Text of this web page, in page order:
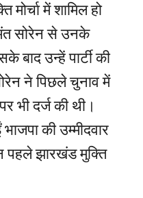
में शामिल हो
सोरेन से उनके
उन्हें पार्टी की
ने पिछले चुनाव में
भी दर्ज की थी।
की उम्मीदवार
पहले झारखंड मुक्ति